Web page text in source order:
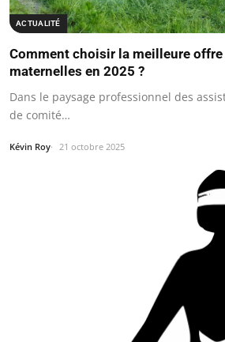
ACTUALITÉ
Comment choisir la meilleure
maternelles en 2025 ?
Dans le paysage professionnel des
de comité…
Kévin Roy 21 octobre 2025